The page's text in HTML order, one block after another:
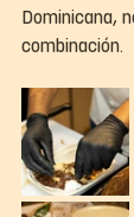
Dominicana,
combinación.